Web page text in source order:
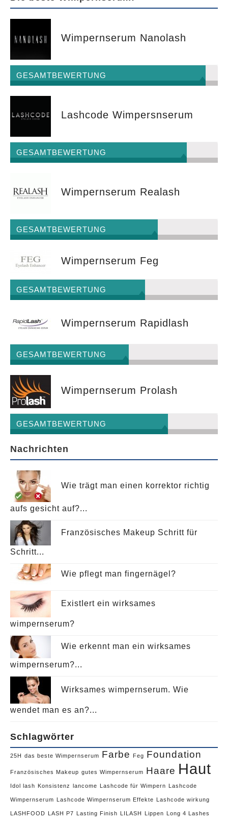
Wimpernserum Nanolash
GESAMTBEWERTUNG
Lashcode Wimpersnserum
GESAMTBEWERTUNG
Wimpernserum Realash
GESAMTBEWERTUNG
Wimpernserum Feg
GESAMTBEWERTUNG
Wimpernserum Rapidlash
GESAMTBEWERTUNG
Wimpernserum Prolash
GESAMTBEWERTUNG
Nachrichten
Wie trägt man einen korrektor richtig
aufs gesicht auf?...
Französisches Makeup Schritt für
Schritt...
Wie pflegt man fingernägel?
ExistIert ein wirksames
wimpernserum?
Wie erkennt man ein wirksames
wimpernserum?...
Wirksames wimpernserum. Wie
wendet man es an?...
Schlagwörter
25H das beste Wimpernserum Farbe Feg Foundation
Französisches Makeup gutes Wimpernserum Haare Haut
Idol lash Konsistenz lancome Lashcode für Wimpern Lashcode
Wimpernserum Lashcode Wimpernserum Effekte Lashcode wirkung
LASHFOOD LASH P7 Lasting Finish LILASH Lippen Long 4 Lashes